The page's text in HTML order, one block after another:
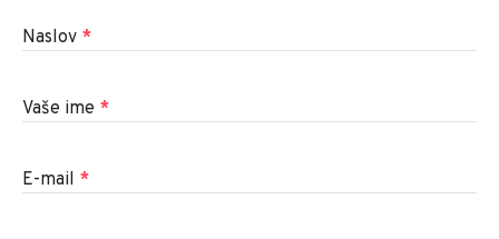
Naslov *
Vaše ime *
E-mail *